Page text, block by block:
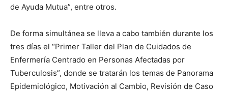
de Ayuda Mutua”, entre otros.
De forma simultánea se lleva a cabo también durante los
tres días el “Primer Taller del Plan de Cuidados de
Enfermería Centrado en Personas Afectadas por
Tuberculosis”, donde se tratarán los temas de Panorama
Epidemiológico, Motivación al Cambio, Revisión de Caso